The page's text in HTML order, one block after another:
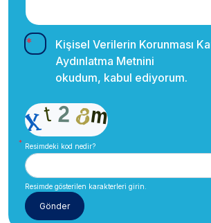
Kişisel Verilerin Korunması
Aydınlatma Metnini
okudum, kabul ediyorum.
Resimdeki kod nedir?
Resimde gösterilen karakterleri girin.